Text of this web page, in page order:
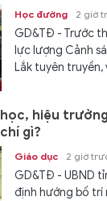
Học đường 2 giờ
GD&TĐ - Trước
lực lượng Cảnh
Lắk tuyên truyền,
hiệu
gì?
Giáo dục 2 giờ
GD&TĐ - UBND
định hướng bố trí